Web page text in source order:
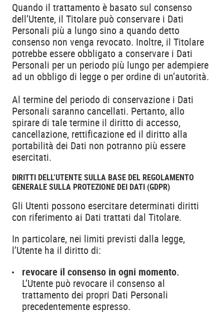
Quando il trattamento è basato sul consenso
dell’Utente, il Titolare può conservare i Dati
Personali più a lungo sino a quando detto
consenso non venga revocato. Inoltre, il Titolare
potrebbe essere obbligato a conservare i Dati
Personali per un periodo più lungo per adempiere
ad un obbligo di legge o per ordine di un’autorità.
Al termine del periodo di conservazione i Dati
Personali saranno cancellati. Pertanto, allo
spirare di tale termine il diritto di accesso,
cancellazione, rettificazione ed il diritto alla
portabilità dei Dati non potranno più essere
esercitati.
DIRITTI DELL’UTENTE SULLA BASE DEL REGOLAMENTO
GENERALE SULLA PROTEZIONE DEI DATI (GDPR)
Gli Utenti possono esercitare determinati diritti
con riferimento ai Dati trattati dal Titolare.
In particolare, nei limiti previsti dalla legge,
l’Utente ha il diritto di:
revocare il consenso in ogni momento.
L’Utente può revocare il consenso al
trattamento dei propri Dati Personali
precedentemente espresso.